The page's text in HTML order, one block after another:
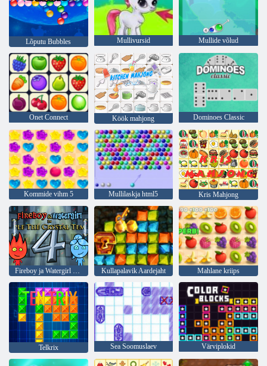
Lõputu Bubbles Mullivursid Mullide võlud
Onet Connect Köök mahjong Dominoes Classic
Kommide vihm 5 Mullilaskja html5 Kris Mahjong
Fireboy ja Watergirl 4: kristalltempel Kullapalavik Aardejaht Mahlane kriips
Telkrix Sea Soomuslaev Värviplokid